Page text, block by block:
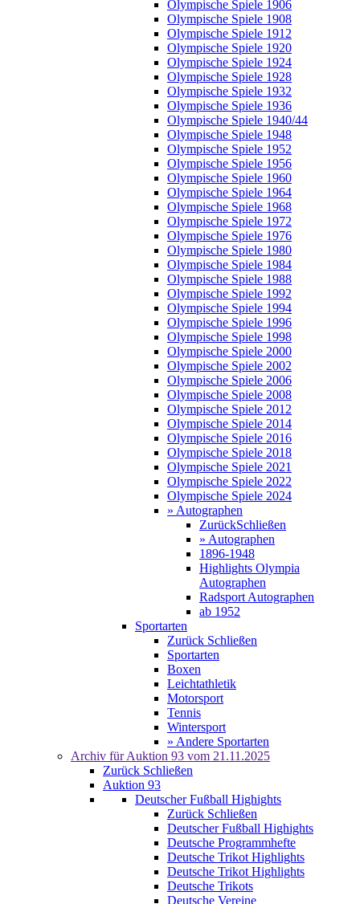
Olympische Spiele 1906
Olympische Spiele 1908
Olympische Spiele 1912
Olympische Spiele 1920
Olympische Spiele 1924
Olympische Spiele 1928
Olympische Spiele 1932
Olympische Spiele 1936
Olympische Spiele 1940/44
Olympische Spiele 1948
Olympische Spiele 1952
Olympische Spiele 1956
Olympische Spiele 1960
Olympische Spiele 1964
Olympische Spiele 1968
Olympische Spiele 1972
Olympische Spiele 1976
Olympische Spiele 1980
Olympische Spiele 1984
Olympische Spiele 1988
Olympische Spiele 1992
Olympische Spiele 1994
Olympische Spiele 1996
Olympische Spiele 1998
Olympische Spiele 2000
Olympische Spiele 2002
Olympische Spiele 2006
Olympische Spiele 2008
Olympische Spiele 2012
Olympische Spiele 2014
Olympische Spiele 2016
Olympische Spiele 2018
Olympische Spiele 2021
Olympische Spiele 2022
Olympische Spiele 2024
» Autographen
ZurückSchließen
» Autographen
1896-1948
Highlights Olympia
Autographen
Radsport Autographen
ab 1952
Sportarten
Zurück Schließen
Sportarten
Boxen
Leichtathletik
Motorsport
Tennis
Wintersport
» Andere Sportarten
Archiv für Auktion 93 vom 21.11.2025
Zurück Schließen
Auktion 93
Deutscher Fußball Highights
Zurück Schließen
Deutscher Fußball Highights
Deutsche Programmhefte
Deutsche Trikot Highlights
Deutsche Trikot Highlights
Deutsche Trikots
Deutsche Vereine